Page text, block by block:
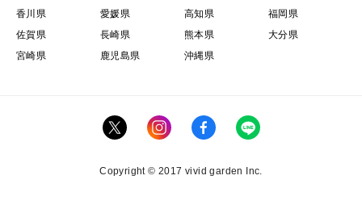
香川県
愛媛県 高知県
福岡県
佐賀県
長崎県 熊本県
大分県
宮崎県
鹿児島県 沖縄県
Copyright © 2017 vivid garden Inc.